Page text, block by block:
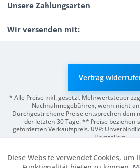
Unsere Zahlungsarten
Wir versenden mit:
Vertrag
* Alle Preise inkl. gesetzl. Mehrwertsteuer
Nachnahmegebühren, wenn nicht
Durchgestrichene Preise entsprechen dem
der letzten 30 Tage. ** Preise beziehen
geforderten Verkaufspreis. UVP:
Herstellers.
Funktionale
Diese Website verwendet Cookies, um